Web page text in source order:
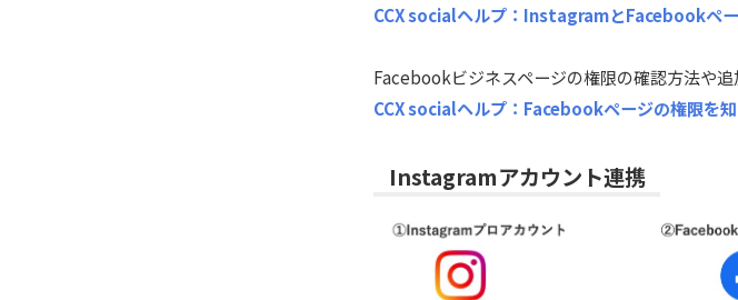
CCX socialヘルプ：InstagramとFacebookペ
Facebookビジネスページの権限の確認方法や
CCX socialヘルプ：Facebookページの権限を
Instagramアカウント連携